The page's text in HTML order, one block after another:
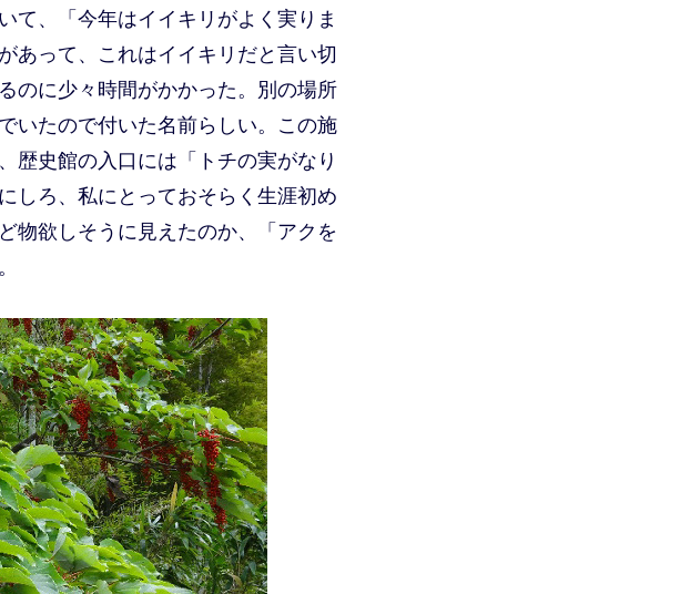
て、「今年はイイキリがよく実りま
あって、これはイイキリだと言い切
のに少々時間がかかった。別の場所
いたので付いた名前らしい。この施
歴史館の入口には「トチの実がなり
しろ、私にとっておそらく生涯初め
物欲しそうに見えたのか、「アクを